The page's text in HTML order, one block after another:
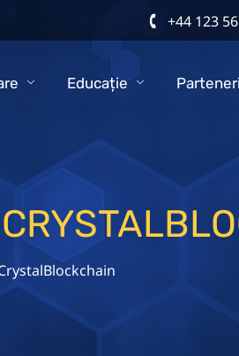
+44 123
Educație